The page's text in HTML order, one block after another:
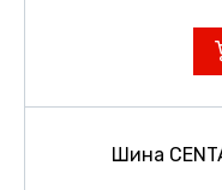
Шина